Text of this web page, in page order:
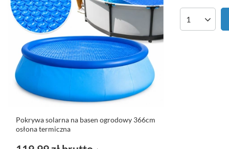
Pokrywa solarna na basen ogrodowy 366cm
osłona termiczna
Ilość